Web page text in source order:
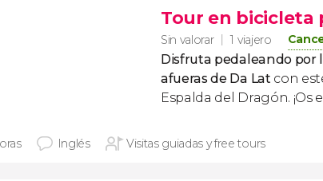
Tour en bicicleta
Sin valorar 1 viajero
Disfruta pedaleando por
afueras de Da Lat con
Espalda del Dragón. ¡Os
Inglés Visitas guiadas y free tours